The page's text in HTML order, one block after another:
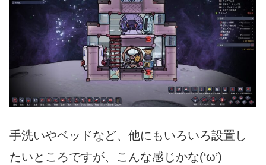
手洗いやベッドなど、他にもいろいろ設置し
たいところですが、こんな感じかな(‘ω’)